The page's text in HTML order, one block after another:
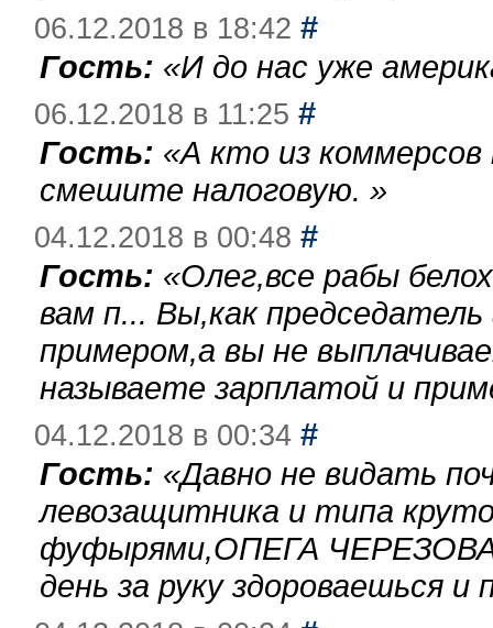
06.12.2018 в 18:42 #
Гость: «И до нас уже
06.12.2018 в 11:25 #
Гость: «А кто из
смешите налоговую. »
04.12.2018 в 00:48 #
Гость: «Олег,все рабы
вам п... Вы,как
примером,а вы не
называете зарплатой и
04.12.2018 в 00:34 #
Гость: «Давно не видать
левозащитника и типа
фуфырями,ОПЕГА
день за руку здороваешься